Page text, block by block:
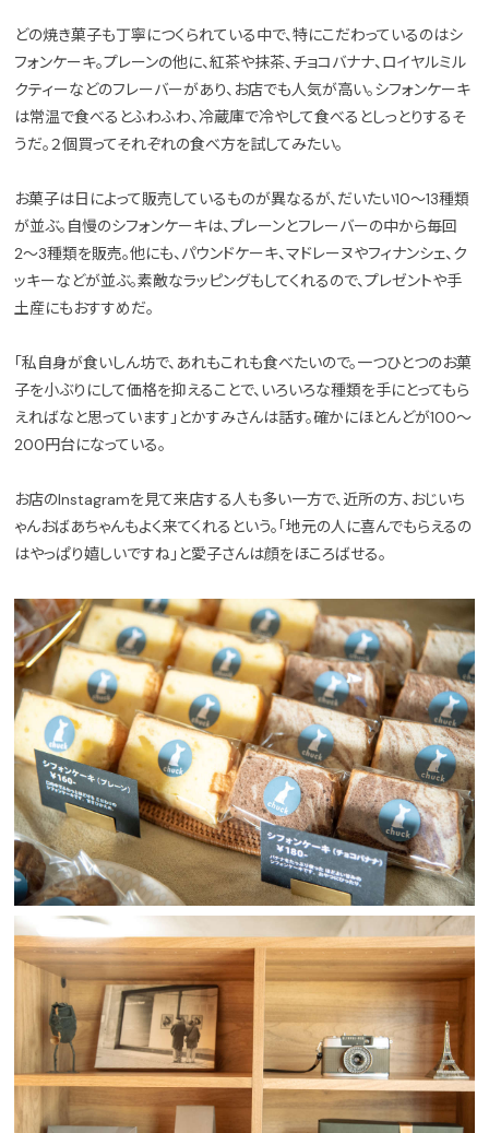
どの焼き菓子も丁寧につくられている中で、特にこだわっているのはシ
フォンケーキ。プレーンの他に、紅茶や抹茶、チョコバナナ、ロイヤルミル
クティーなどのフレーバーがあり、お店でも人気が高い。シフォンケーキ
は常温で食べるとふわふわ、冷蔵庫で冷やして食べるとしっとりするそ
うだ。２個買ってそれぞれの食べ方を試してみたい。
お菓子は日によって販売しているものが異なるが、だいたい10〜13種類
が並ぶ。自慢のシフォンケーキは、プレーンとフレーバーの中から毎回
2〜3種類を販売。他にも、パウンドケーキ、マドレーヌやフィナンシェ、ク
ッキーなどが並ぶ。素敵なラッピングもしてくれるので、プレゼントや手
土産にもおすすめだ。
「私自身が食いしん坊で、あれもこれも食べたいので。一つひとつのお菓
子を小ぶりにして価格を抑えることで、いろいろな種類を手にとってもら
えればなと思っています」とかすみさんは話す。確かにほとんどが100〜
200円台になっている。
お店のInstagramを見て来店する人も多い一方で、近所の方、おじいち
ゃんおばあちゃんもよく来てくれるという。「地元の人に喜んでもらえるの
はやっぱり嬉しいですね」と愛子さんは顔をほころばせる。